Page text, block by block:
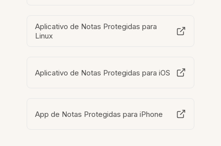
Aplicativo de Notas Protegidas para
Linux
Aplicativo de Notas Protegidas para iOS
App de Notas Protegidas para iPhone